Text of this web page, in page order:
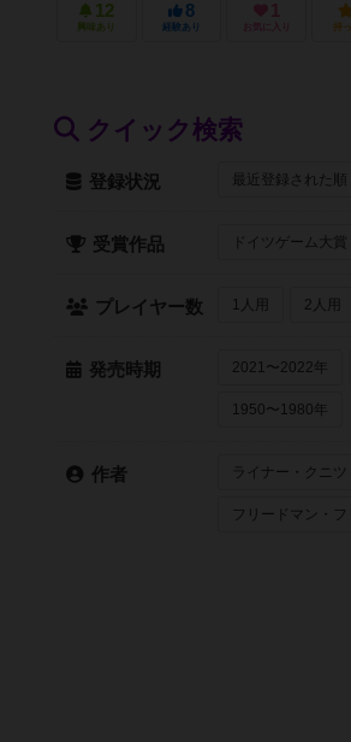
12
興味あり
8
経験あり
1
お気に入り 持
クイック検索
登録状況 最近登録された順
受賞作品 ドイツゲーム大賞
プレイヤー数 1人用 2人用
発売時期 2021〜2022年
1950〜1980年
作者 ライナー・クニツ
フリードマン・フ